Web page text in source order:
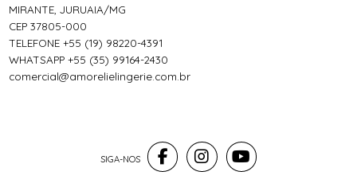
MIRANTE, JURUAIA/MG
CEP 37805-000
TELEFONE +55 (19) 98220-4391
WHATSAPP +55 (35) 99164-2430
comercial@amorelielingerie.com.br